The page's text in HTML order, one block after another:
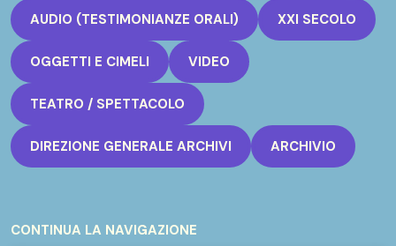
AUDIO (TESTIMONIANZE ORALI) XXI SECOLO
OGGETTI E CIMELI VIDEO
TEATRO / SPETTACOLO
DIREZIONE GENERALE ARCHIVI ARCHIVIO
CONTINUA LA NAVIGAZIONE